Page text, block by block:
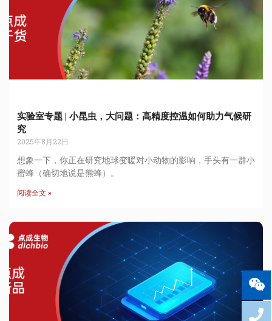
实验室专题 | 小昆虫，大问题：高精度控温如何助力气候研
究
2025年8月22日
想象一下，你正在研究地球变暖对小动物的影响，手头有一群小
蜜蜂（确切地说是熊蜂）。
阅读全文 »